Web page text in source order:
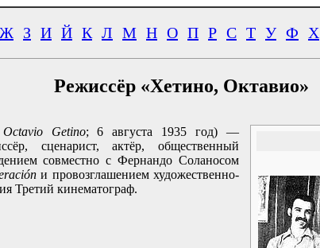
Ж З И Й К Л М Н О П Р С Т У Ф Х
Режиссёр «Хетино, Октавио»
Octavio Getino; 6 августа 1935 год) —
сценарист, актёр, общественный
совместно с Фернандо Соланосом
и провозглашением художественно-
Третий кинематограф.